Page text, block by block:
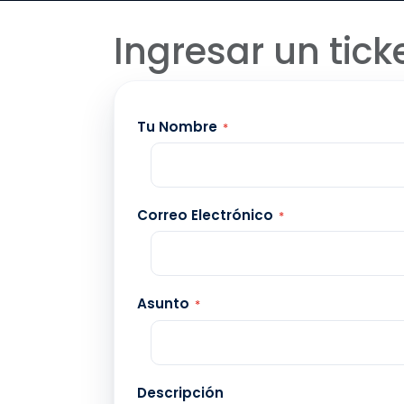
Ingresar un
Tu Nombre *
Correo Electrónico *
Asunto *
Descripción